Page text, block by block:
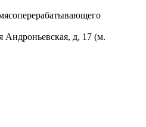
д, 17 (м.